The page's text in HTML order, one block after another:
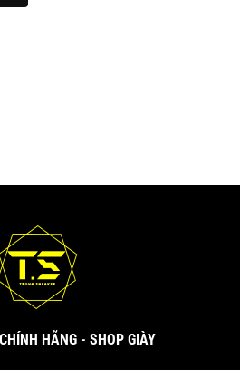
HÃNG - SHOP GIÀY